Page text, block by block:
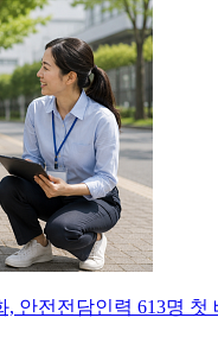
안전전담인력 613명 첫